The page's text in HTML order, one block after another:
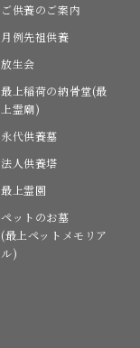
ご供養のご案内
月例先祖供養
放生会
最上稲荷の納骨堂(最
上霊廟)
永代供養墓
法人供養塔
最上霊園
ペットのお墓
(最上ペットメモリア
ル)